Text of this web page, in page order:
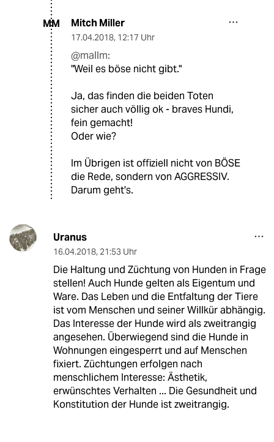
MM Mitch Miller
17.04.2018, 12:17 Uhr
@mallm:
"Weil es böse nicht gibt."
Ja, das finden die beiden Toten
sicher auch völlig ok - braves Hundi,
fein gemacht!
Oder wie?
Im Übrigen ist offiziell nicht von BÖSE
die Rede, sondern von AGGRESSIV.
Darum geht's.
Uranus
16.04.2018, 21:53 Uhr
Die Haltung und Züchtung von Hunden in Frage
stellen! Auch Hunde gelten als Eigentum und
Ware. Das Leben und die Entfaltung der Tiere
ist vom Menschen und seiner Willkür abhängig.
Das Interesse der Hunde wird als zweitrangig
angesehen. Überwiegend sind die Hunde in
Wohnungen eingesperrt und auf Menschen
fixiert. Züchtungen erfolgen nach
menschlichem Interesse: Ästhetik,
erwünschtes Verhalten ... Die Gesundheit und
Konstitution der Hunde ist zweitrangig.